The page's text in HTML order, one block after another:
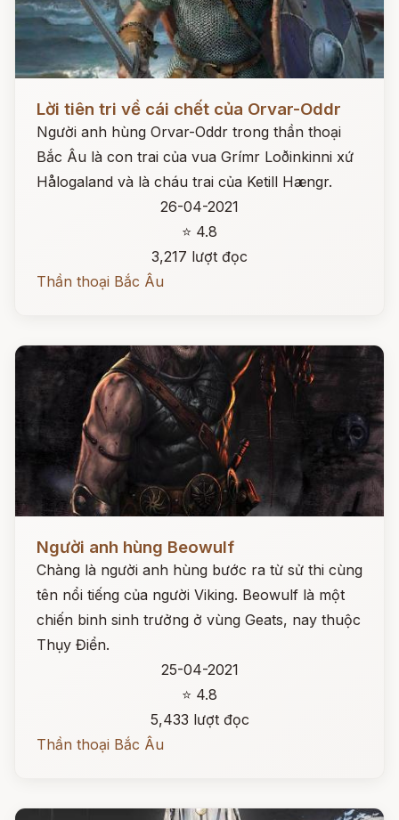
Lời tiên tri về cái chết của Orvar-Oddr
Người anh hùng Orvar-Oddr trong thần thoại
Bắc Âu là con trai của vua Grímr Loðinkinni xứ
Hålogaland và là cháu trai của Ketill Hængr.
26-04-2021
⭐ 4.8
3,217 lượt đọc
Thần thoại Bắc Âu
Người anh hùng Beowulf
Chàng là người anh hùng bước ra từ sử thi cùng
tên nổi tiếng của người Viking. Beowulf là một
chiến binh sinh trưởng ở vùng Geats, nay thuộc
Thụy Điển.
25-04-2021
⭐ 4.8
5,433 lượt đọc
Thần thoại Bắc Âu